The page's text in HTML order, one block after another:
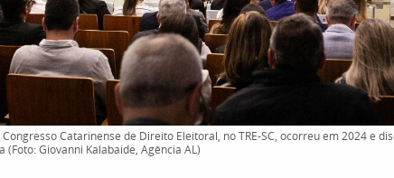
Catarinense de Direito Eleitoral, no TRE-SC, ocorreu em 2024 e
(Foto: Giovanni Kalabaide, Agência AL)